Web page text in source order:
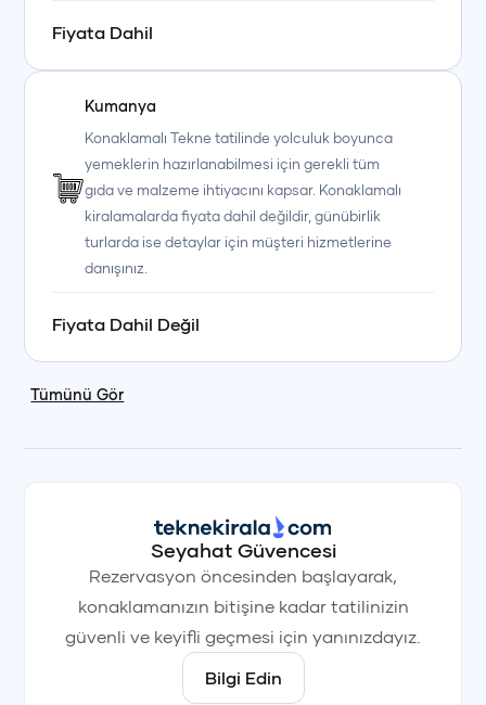
Fiyata Dahil
Kumanya
Konaklamalı Tekne tatilinde yolculuk boyunca
yemeklerin hazırlanabilmesi için gerekli tüm
gıda ve malzeme ihtiyacını kapsar. Konaklamalı
kiralamalarda fiyata dahil değildir, günübirlik
turlarda ise detaylar için müşteri hizmetlerine
danışınız.
Fiyata Dahil Değil
Tümünü Gör
Seyahat Güvencesi
Rezervasyon öncesinden başlayarak,
konaklamanızın bitişine kadar tatilinizin
güvenli ve keyifli geçmesi için yanınızdayız.
Bilgi Edin